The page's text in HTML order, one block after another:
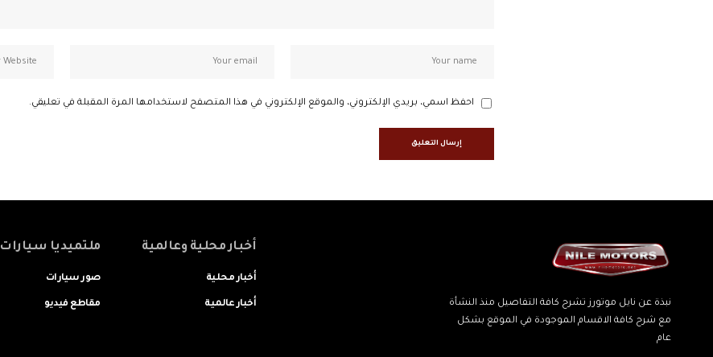
احفظ اسمي، بريدي الإلكتروني، والموقع الإلكتروني في هذا المتصفح لاستخدامها المرة المقبلة في تعليقي.
نبذة عن نايل موتورز تشرح كافة التفاصيل منذ النشأة
مع شرح كافة الاقسام الموجودة في الموقع بشكل
عام
أخبار محلية وعالمية
أخبار محلية
أخبار عالمية
ملتميديا سيارات
صور سيارات
مقاطع فيديو